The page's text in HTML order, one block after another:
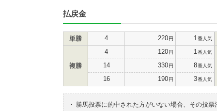
払戻金
単勝 4 220円 1 番人気
複勝
4 120円 1 番人気
14 330円 8番人気
16 190円 3番人気
・
勝馬投票に的中された方がいない場合、その投